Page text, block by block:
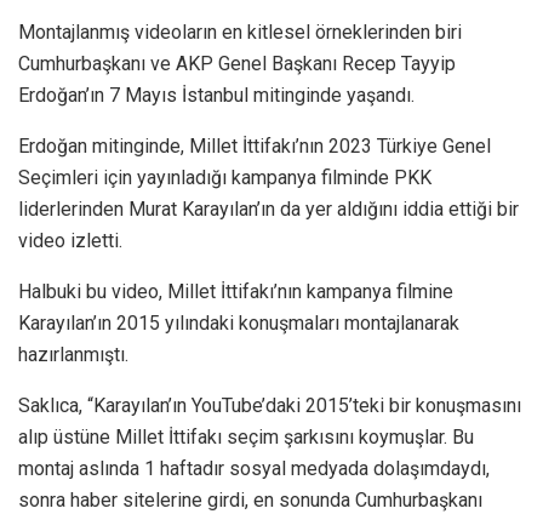
Montajlanmış videoların en kitlesel örneklerinden biri
Cumhurbaşkanı ve AKP Genel Başkanı Recep Tayyip
Erdoğan’ın 7 Mayıs İstanbul mitinginde yaşandı.
Erdoğan mitinginde, Millet İttifakı’nın 2023 Türkiye Genel
Seçimleri için yayınladığı kampanya filminde PKK
liderlerinden Murat Karayılan’ın da yer aldığını iddia ettiği bir
video izletti.
Halbuki bu video, Millet İttifakı’nın kampanya filmine
Karayılan’ın 2015 yılındaki konuşmaları montajlanarak
hazırlanmıştı.
Saklıca, “Karayılan’ın YouTube’daki 2015’teki bir konuşmasını
alıp üstüne Millet İttifakı seçim şarkısını koymuşlar. Bu
montaj aslında 1 haftadır sosyal medyada dolaşımdaydı,
sonra haber sitelerine girdi, en sonunda Cumhurbaşkanı